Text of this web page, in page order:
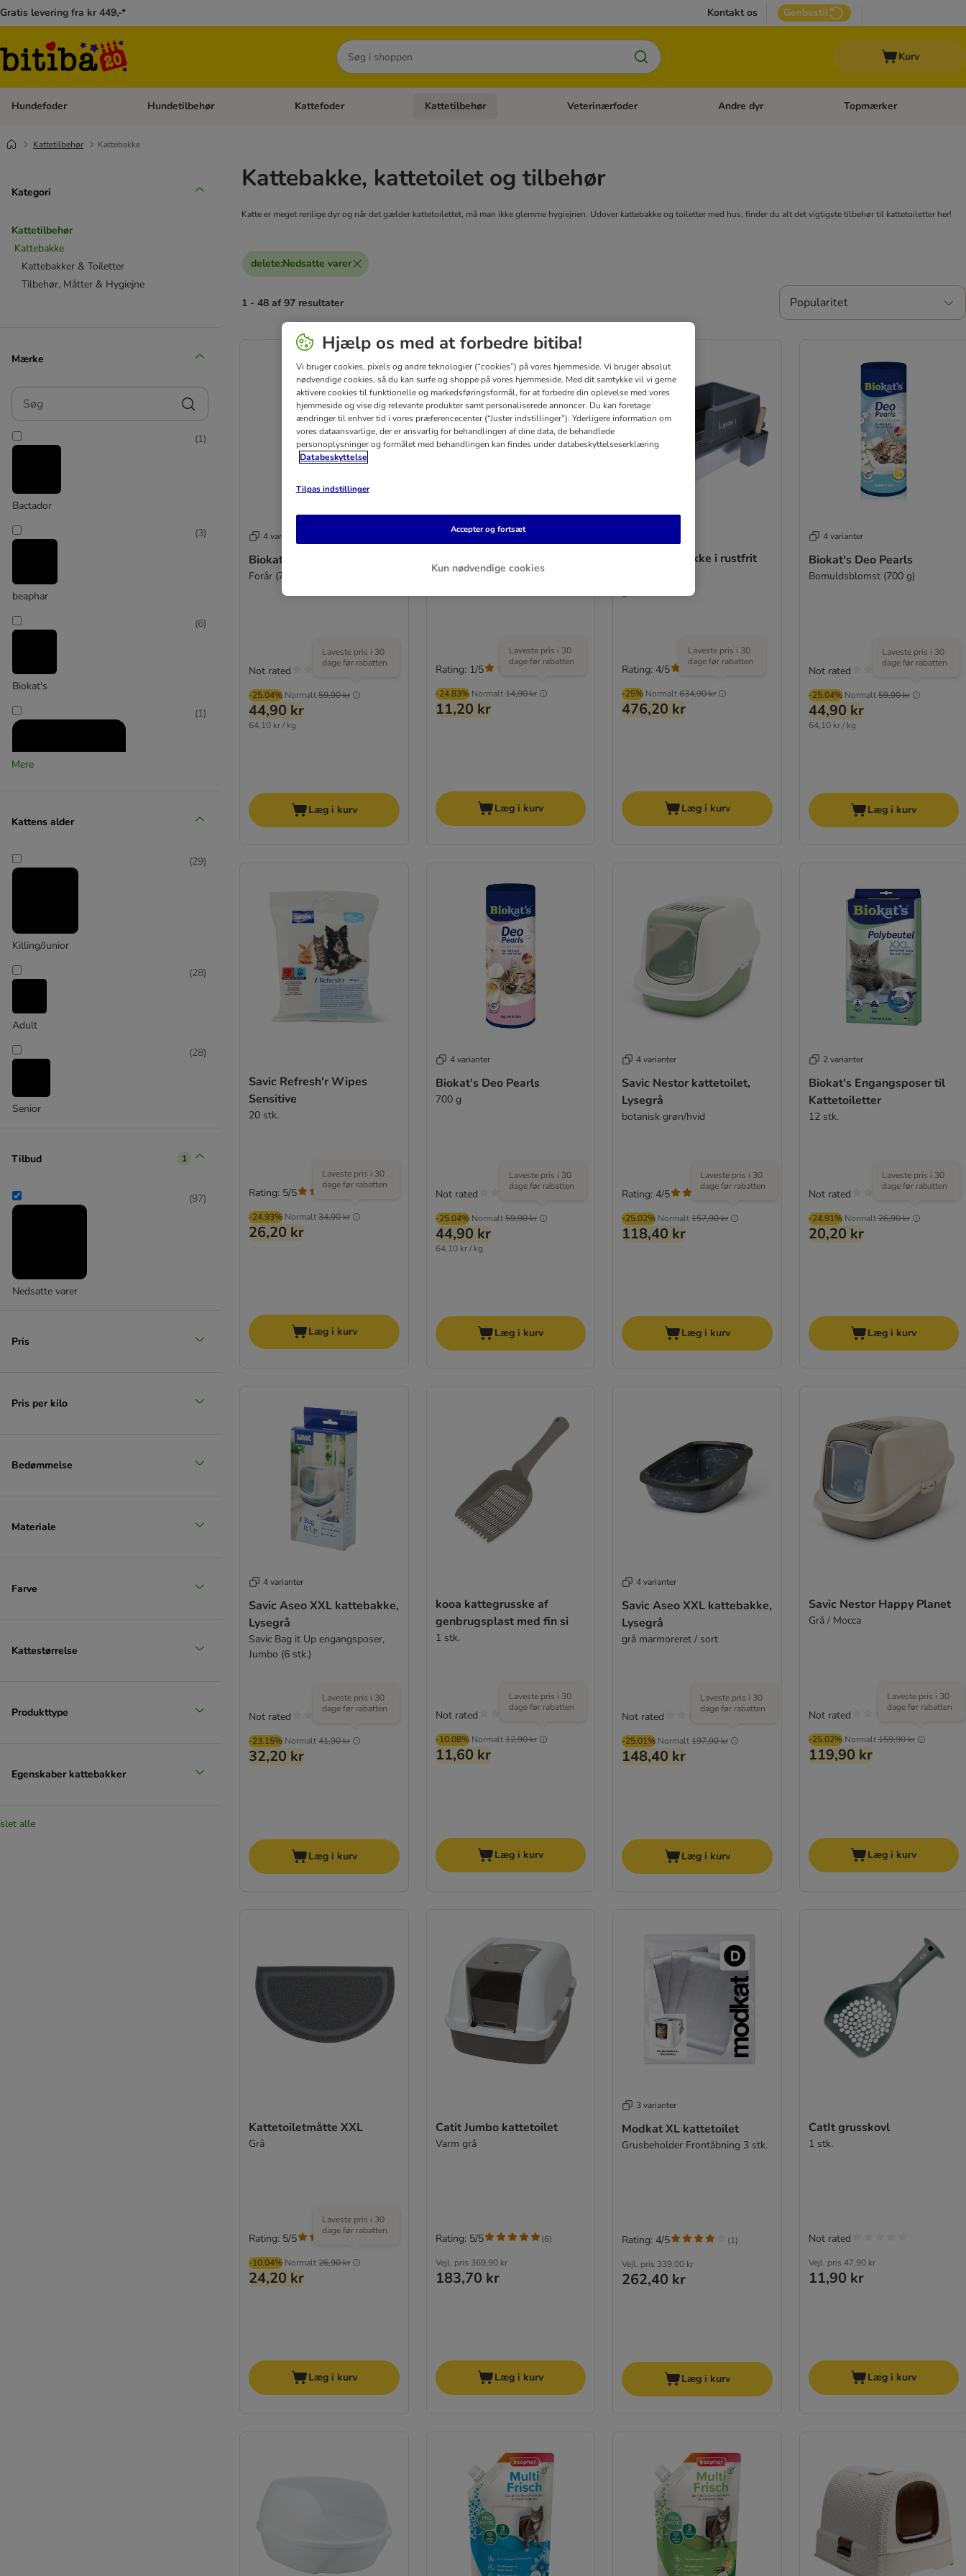
Gratis levering fra kr 449,-* Kontakt os Genbestil
Søg
Kurv
Hundefoder Åben kategori menu: Hundefoder
Hundetilbehør Åben kategori menu: Hundetilbehør
Kattefoder Åben kategori menu: Kattefoder
Kattetilbehør Åben kategori menu: Kattetilbehør
Veterinærfoder Åben kategori menu: Veterinærfoder
Andre dyr Åben kategori menu: Andre
Topmærker
Kattetilbehør Kattebakke
Kategori
Kattetilbehør
Kattebakke
Kattebakker & Toiletter
Tilbehør, Måtter & Hygiejne
Mærke
Søg
Bactador
(1)
beaphar
(3)
Biokat's
(6)
(1)
Mere
Kattens alder
Killing/Junior
(29)
Adult
(28)
Senior
(28)
Tilbud 1
Nedsatte varer
(97)
Pris
Pris per kilo
Bedømmelse
Materiale
Farve
Kattestørrelse
Produkttype
Egenskaber kattebakker
slet alle
Kattebakke, kattetoilet og tilbehør
Katte er meget renlige dyr og når det gælder kattetoilettet, må man ikke glemme hygiejnen. Udover kattebakke og toiletter med hus, finder du alt det vigtigste tilbehør til kattetoiletter her!
delete:Nedsatte varer
1 - 48 af 97 resultater Popularitet
4 varianter
Biokat's Deo Pearls
Forår (700 g)
-25.04% Normalt59,90 kr
Laveste pris i 30
dage før rabatten
44,90 kr
64,10 kr / kg
Not rated
Læg i kurv
3 stk.
-24.83% Normalt14,90 kr
Laveste pris i 30
dage før rabatten
11,20 kr
Rating: 1/5
Læg i kurv
kooa kattebakke i rustfrit
-25% Normalt634,90 kr
Laveste pris i 30
dage før rabatten
476,20 kr
Rating: 4/5
Læg i kurv
4 varianter
Biokat's Deo Pearls
Bomuldsblomst (700 g)
-25.04% Normalt59,90 kr
Laveste pris i 30
dage før rabatten
44,90 kr
64,10 kr / kg
Not rated
Læg i kurv
Savic Refresh'r Wipes
Sensitive
20 stk.
-24.93% Normalt34,90 kr
Laveste pris i 30
dage før rabatten
26,20 kr
Rating: 5/5
Læg i kurv
4 varianter
Biokat's Deo Pearls
700 g
-25.04% Normalt59,90 kr
Laveste pris i 30
dage før rabatten
44,90 kr
64,10 kr / kg
Not rated
Læg i kurv
4 varianter
Savic Nestor kattetoilet,
Lysegrå
botanisk grøn/hvid
-25.02% Normalt157,90 kr
Laveste pris i 30
dage før rabatten
118,40 kr
Rating: 4/5
Læg i kurv
2 varianter
Biokat's Engangsposer til
Kattetoiletter
12 stk.
-24.91% Normalt26,90 kr
Laveste pris i 30
dage før rabatten
20,20 kr
Not rated
Læg i kurv
4 varianter
Savic Aseo XXL kattebakke,
Lysegrå
Savic Bag it Up engangsposer,
Jumbo (6 stk.)
-23.15% Normalt41,90 kr
Laveste pris i 30
dage før rabatten
32,20 kr
Not rated
Læg i kurv
kooa kattegrusske af
genbrugsplast med fin si
1 stk.
-10.08% Normalt12,90 kr
Laveste pris i 30
dage før rabatten
11,60 kr
Not rated
Læg i kurv
4 varianter
Savic Aseo XXL kattebakke,
Lysegrå
grå marmoreret / sort
-25.01% Normalt197,90 kr
Laveste pris i 30
dage før rabatten
148,40 kr
Not rated
Læg i kurv
Savic Nestor Happy Planet
Grå / Mocca
-25.02% Normalt159,90 kr
Laveste pris i 30
dage før rabatten
119,90 kr
Not rated
Læg i kurv
Kattetoiletmåtte XXL
Grå
-10.04% Normalt26,90 kr
Laveste pris i 30
dage før rabatten
24,20 kr
Rating: 5/5
Læg i kurv
Catit Jumbo kattetoilet
Varm grå
Vejl. pris 369,90 kr
183,70 kr
Rating: 5/5 (6)
Læg i kurv
3 varianter
Modkat XL kattetoilet
Grusbeholder Frontåbning 3 stk.
Vejl. pris 339,00 kr
262,40 kr
Rating: 4/5 (1)
Læg i kurv
CatIt grusskovl
1 stk.
Vejl. pris 47,90 kr
11,90 kr
Not rated
Læg i kurv
Hjælp os med at forbedre bitiba!
Vi bruger cookies, pixels og andre teknologier (“cookies”) på vores hjemmeside. Vi bruger absolut
nødvendige cookies, så du kan surfe og shoppe på vores hjemmeside. Med dit samtykke vil vi gerne
aktivere cookies til funktionelle og markedsføringsformål, for at forbedre din oplevelse med vores
hjemmeside og vise dig relevante produkter samt personaliserede annoncer. Du kan foretage
ændringer til enhver tid i vores præferencecenter (“Juster indstillinger”). Yderligere information om
vores dataansvarlige, der er ansvarlig for behandlingen af ​​dine data, de behandlede
personoplysninger og formålet med behandlingen kan findes under databeskyttelseserklæring
Databeskyttelse
Tilpas indstillinger
Kun nødvendige cookies
Accepter og fortsæt